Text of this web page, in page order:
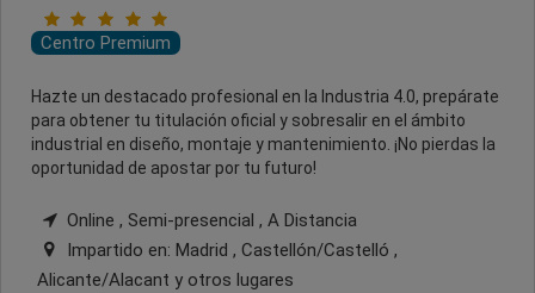
Centro Premium
Hazte un destacado profesional en la Industria 4.0, prepárate
para obtener tu titulación oficial y sobresalir en el ámbito
industrial en diseño, montaje y mantenimiento. ¡No pierdas la
oportunidad de apostar por tu futuro!
Online , Semi-presencial , A Distancia
Impartido en: Madrid , Castellón/Castelló ,
Alicante/Alacant y otros lugares